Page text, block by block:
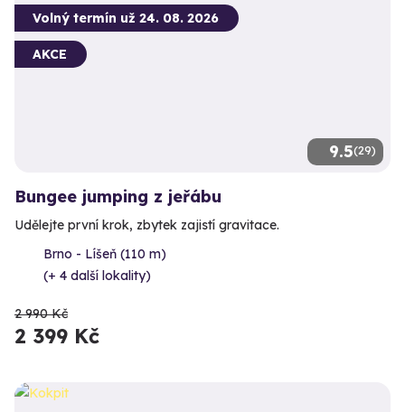
9.5(29)
Volný termín už 24. 08. 2026
AKCE
Bungee jumping z jeřábu
Udělejte první krok, zbytek zajistí gravitace.
Brno - Líšeň (110 m)
(+ 4 další lokality)
2 990 Kč
2 399 Kč